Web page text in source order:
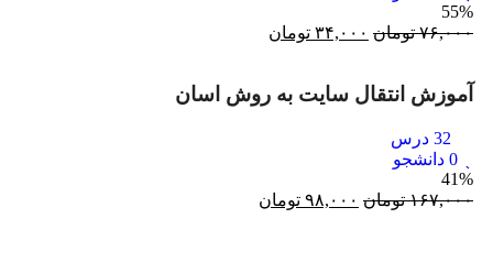
55%
۷۶,۰۰۰ تومان ۳۴,۰۰۰ تومان
آموزش انتقال سایت به روش اسان
41%
۱۶۷,۰۰۰ تومان ۹۸,۰۰۰ تومان